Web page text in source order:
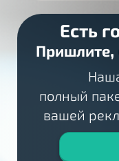
Есть
Пришлите
полный
вашей